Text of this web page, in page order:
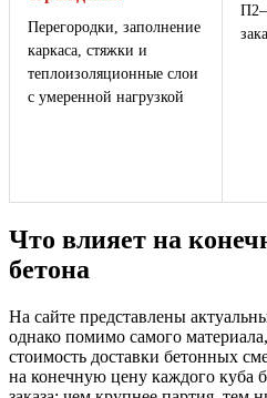
Перегородки, заполнение
каркаса, стяжки и
теплоизоляционные слои
с умеренной нагрузкой
Что влияет на
бетона
На сайте представлены
однако помимо самого
стоимость доставки бетонных
на конечную цену каждого куба